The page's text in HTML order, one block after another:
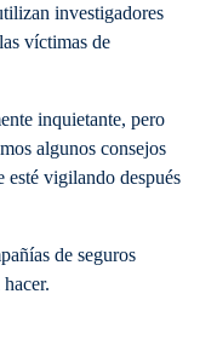
investigadores
víctimas de
inquietante, pero
algunos consejos
vigilando después
de seguros